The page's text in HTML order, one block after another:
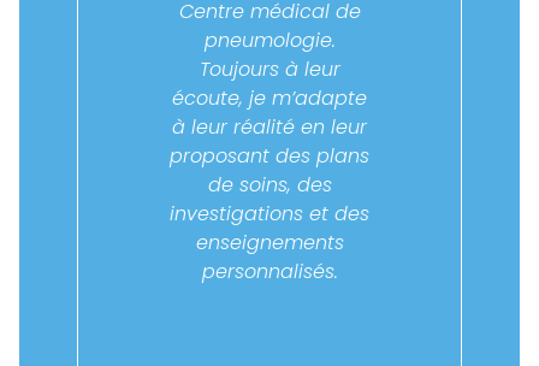
Centre médical de
pneumologie.
Toujours à leur
écoute, je m’adapte
à leur réalité en leur
proposant des plans
de soins, des
investigations et des
enseignements
personnalisés.